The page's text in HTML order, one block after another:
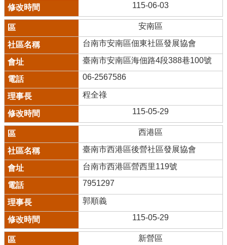
115-06-03
安南區
台南市安南區佃東社區發展協會
臺南市安南區海佃路4段388巷100號
06-2567586
程全祿
115-05-29
西港區
臺南市西港區後營社區發展協會
台南市西港區營西里119號
7951297
郭順義
115-05-29
新營區